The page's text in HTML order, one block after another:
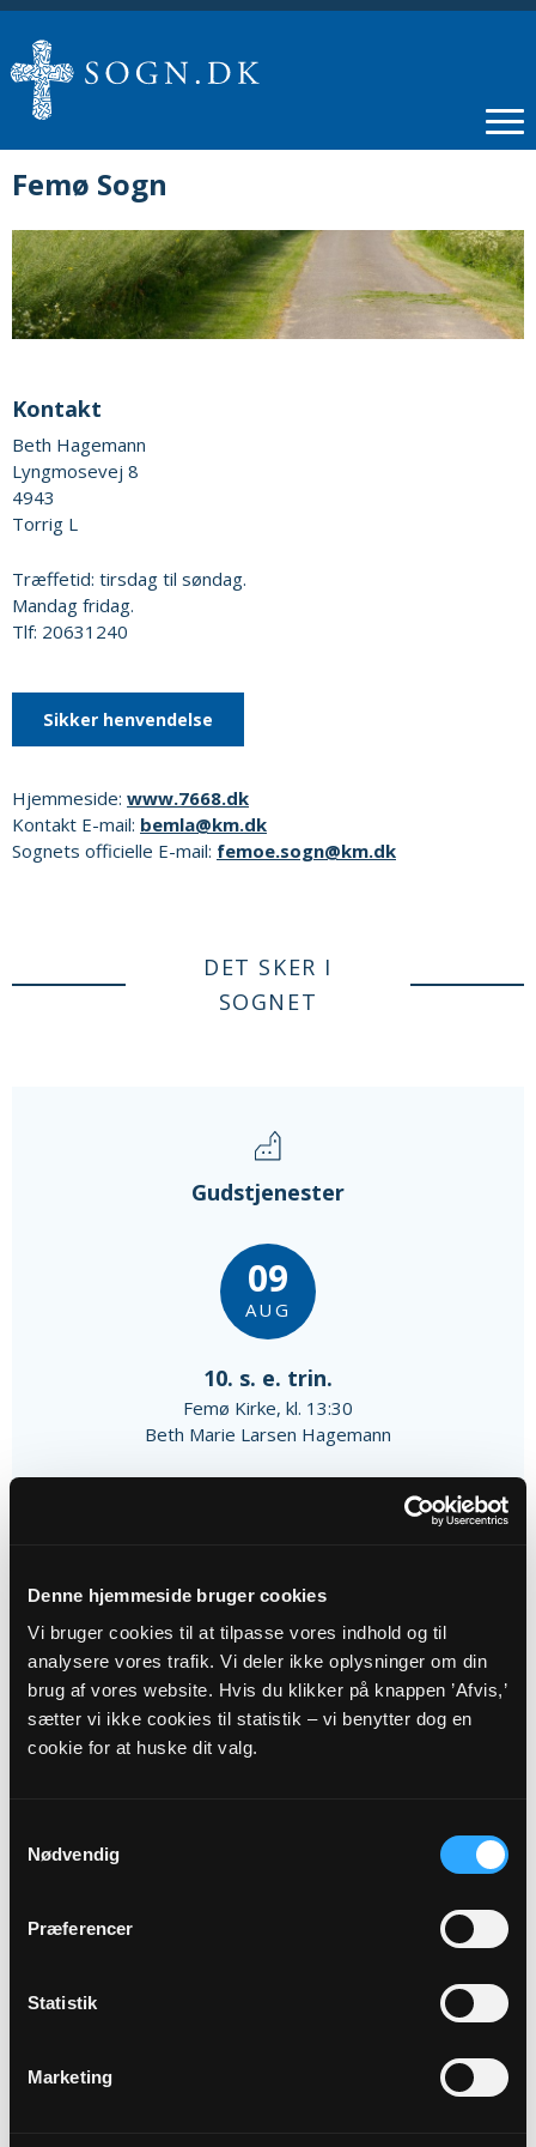
Denne hjemmeside bruger cookies
Vi bruger cookies til at tilpasse vores indhold og til
analysere vores trafik. Vi deler ikke oplysninger om din
brug af vores website. Hvis du klikker på knappen ’Afvis,’
sætter vi ikke cookies til statistik – vi benytter dog en
cookie for at huske dit valg.
Nødvendig
Præferencer
Statistik
Marketing
Femø Sogn
Kontakt
Beth Hagemann
Lyngmosevej 8
4943
Torrig L
Træffetid: tirsdag til søndag.
Mandag fridag.
Tlf: 20631240
Sikker henvendelse
Hjemmeside: www.7668.dk
Kontakt E-mail: bemla@km.dk
Sognets officielle E-mail: femoe.sogn@km.dk
DET SKER I
SOGNET
Gudstjenester
09
AUG
10. s. e. trin.
Femø Kirke, kl. 13:30
Beth Marie Larsen Hagemann
Høstgudstjeneste
Femø Kirke, kl. 13:30
Beth Marie Larsen Hagemann
Alle gudstjenester